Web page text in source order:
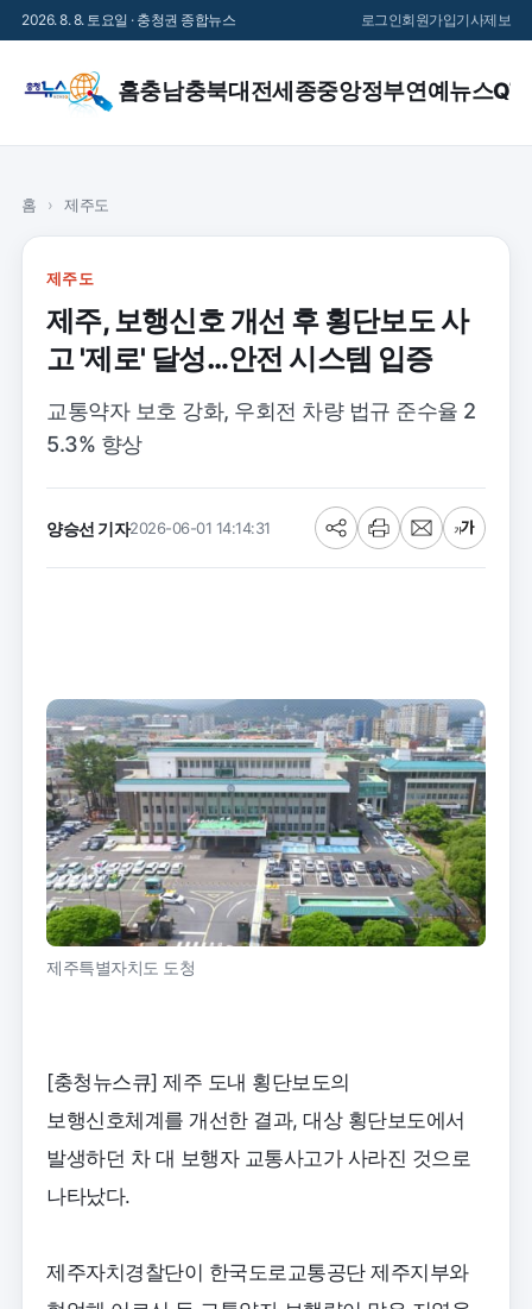
2026. 8. 8. 토요일 · 충청권 종합뉴스 로그인회원가입기사제보
홈충남충북대전세종중앙정부연예 뉴스
홈 › 제주도
제주도
제주, 보행신호 개선 후 횡단보도 사
고 '제로' 달성…안전 시스템 입증
교통약자 보호 강화, 우회전 차량 법규 준수율 2
5.3% 향상
양승선 기자2026-06-01 14:14:31
공
유
프
린
메
일
글
씨
제주특별자치도 도청
[충청뉴스큐] 제주 도내 횡단보도의
보행신호체계를 개선한 결과, 대상 횡단보도에서
발생하던 차 대 보행자 교통사고가 사라진 것으로
나타났다.
제주자치경찰단이 한국도로교통공단 제주지부와